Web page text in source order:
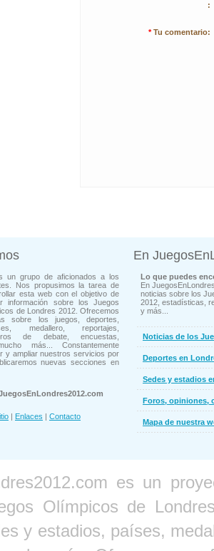
:
* Tu comentario:
un grupo de aficionados a los
Nos propusimos la tarea de
esta web con el objetivo de
información sobre los Juegos
de Londres 2012. Ofrecemos
sobre los juegos, deportes,
medallero, reportajes,
de debate, encuestas,
más... Constantemente
y ampliar nuestros servicios por
nuevas secciones en
| Enlaces | Contacto
En
Lo que puedes
En
noticias sobre los
2012, estadísticas,
y más...
Noticias de los
Deportes en
Sedes y estadios
Foros, opiniones,
Mapa de nuestra
es un
Olímpicos de
y estadios, países,